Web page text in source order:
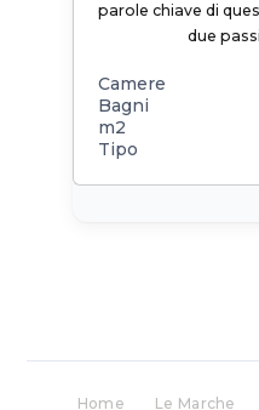
parole chiave di
due
Camere
Bagni
m2
Tipo
Home Le Marche